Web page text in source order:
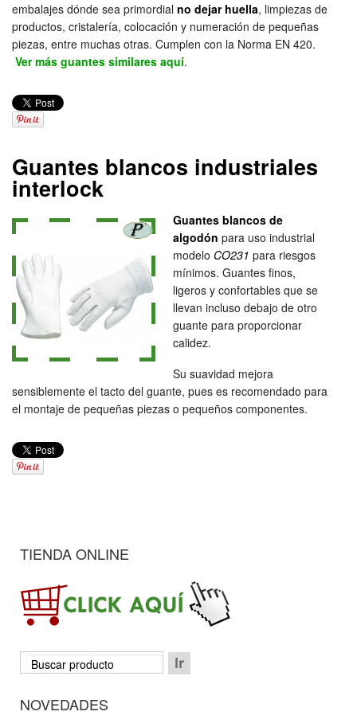
embalajes dónde sea primordial no dejar huella, limpiezas de
productos, cristalería, colocación y numeración de pequeñas
piezas, entre muchas otras. Cumplen con la Norma EN 420.
Ver más guantes similares aquí.
Guantes blancos industriales
interlock
Guantes blancos de
algodón para uso industrial
modelo CO231 para riesgos
mínimos. Guantes finos,
ligeros y confortables que se
llevan incluso debajo de otro
guante para proporcionar
calidez.
Su suavidad mejora
sensiblemente el tacto del guante, pues es recomendado para
el montaje de pequeñas piezas o pequeños componentes.
TIENDA ONLINE
NOVEDADES